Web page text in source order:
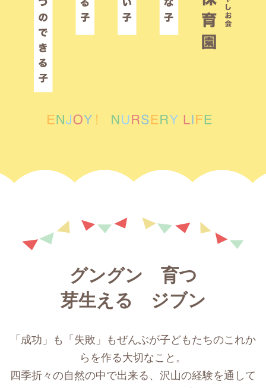
グングン 育つ
芽生える ジブン
「成功」も「失敗」もぜんぶが子どもたちのこれか
らを作る大切なこと。
四季折々の自然の中で出来る、沢山の経験を通して